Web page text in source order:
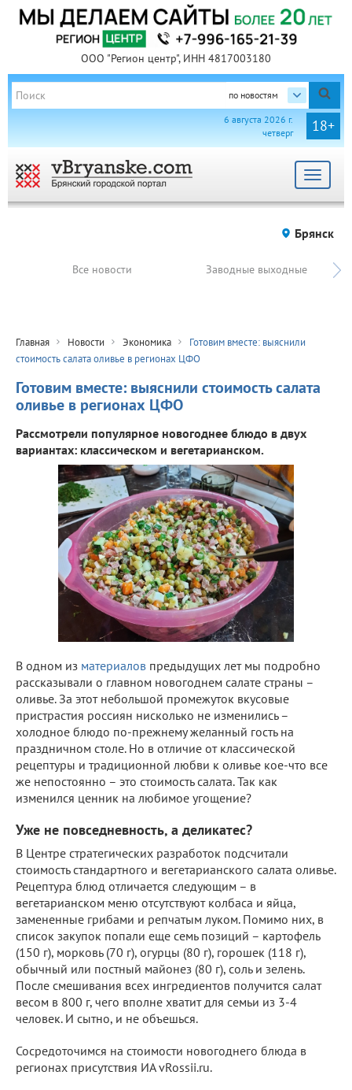
ООО "Регион центр", ИНН 4817003180
по новостям
18+
6 августа 2026 г.
четверг
Toggle
Брянск
Все новости Заводные выходные
Главная Новости Экономика
Готовим вместе: выяснили
стоимость салата оливье в регионах ЦФО
Готовим вместе: выяснили стоимость салата
оливье в регионах ЦФО
Рассмотрели популярное новогоднее блюдо в двух
вариантах: классическом и вегетарианском.
В одном из материалов предыдущих лет мы подробно
рассказывали о главном новогоднем салате страны –
оливье. За этот небольшой промежуток вкусовые
пристрастия россиян нисколько не изменились –
холодное блюдо по-прежнему желанный гость на
праздничном столе. Но в отличие от классической
рецептуры и традиционной любви к оливье кое-что все
же непостоянно – это стоимость салата. Так как
изменился ценник на любимое угощение?
Уже не повседневность, а деликатес?
В Центре стратегических разработок подсчитали
стоимость стандартного и вегетарианского салата оливье.
Рецептура блюд отличается следующим – в
вегетарианском меню отсутствуют колбаса и яйца,
замененные грибами и репчатым луком. Помимо них, в
список закупок попали еще семь позиций – картофель
(150 г), морковь (70 г), огурцы (80 г), горошек (118 г),
обычный или постный майонез (80 г), соль и зелень.
После смешивания всех ингредиентов получится салат
весом в 800 г, чего вполне хватит для семьи из 3-4
человек. И сытно, и не объешься.
Сосредоточимся на стоимости новогоднего блюда в
регионах присутствия ИА vRossii.ru.